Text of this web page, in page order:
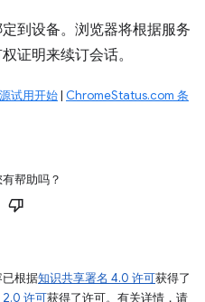
到设备。浏览器将根据服务
证明来续订会话。
试用开始| ChromeStatus.com 条
帮助吗？
根据知识共享署名 4.0 许可获得了
许可获得了许可。有关详情，请